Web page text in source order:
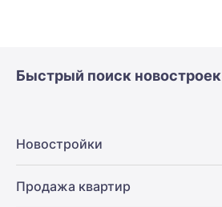
Быстрый поиск новостроек
Новостройки
Продажа квартир